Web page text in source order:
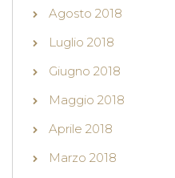
Agosto 2018
Luglio 2018
Giugno 2018
Maggio 2018
Aprile 2018
Marzo 2018